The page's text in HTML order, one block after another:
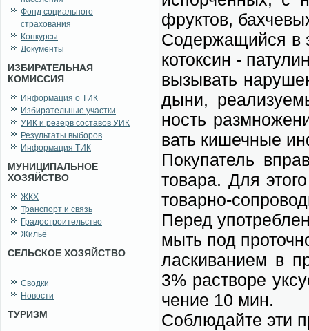
Фонд социального
страхования
Конкурсы
Документы
ИЗБИРАТЕЛЬНАЯ
КОМИССИЯ
Информация о ТИК
Избирательные участки
УИК и резерв составов УИК
Результаты выборов
Информация ТИК
МУНИЦИПАЛЬНОЕ
ХОЗЯЙСТВО
ЖКХ
Транспорт и связь
Градостроительство
Жильё
СЕЛЬСКОЕ ХОЗЯЙСТВО
Сводки
Новости
ТУРИЗМ
фрук­тов,
Со­дер­жа­щий­ся в
ко­ток­син -
вы­зы­вать
ды­ни,
ность
вать ки­шеч­ные
По­ку­па­тель
то­ва­ра. Для
то­вар­но-
Пе­ред
мыть под
лас­ки­ва­ни­ем в
3% рас­тво­ре
че­ние 10 мин.
Со­блю­дай­те эти